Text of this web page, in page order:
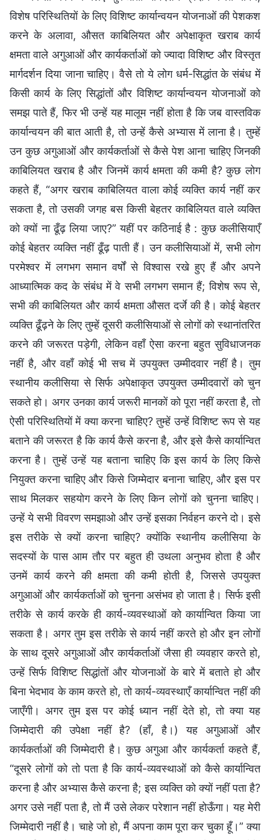
विशेष परिस्थितियों के लिए विशिष्ट कार्यान्वयन योजनाओं की पेशकश
करने के अलावा, औसत काबिलियत और अपेक्षाकृत खराब कार्य
क्षमता वाले अगुआओं और कार्यकर्ताओं को ज्यादा विशिष्ट और विस्तृत
मार्गदर्शन दिया जाना चाहिए। वैसे तो ये लोग धर्म-सिद्धांत के संबंध में
किसी कार्य के लिए सिद्धांतों और विशिष्ट कार्यान्वयन योजनाओं को
समझ पाते हैं, फिर भी उन्हें यह मालूम नहीं होता है कि जब वास्तविक
कार्यान्वयन की बात आती है, तो उन्हें कैसे अभ्यास में लाना है। तुम्हें
उन कुछ अगुआओं और कार्यकर्ताओं से कैसे पेश आना चाहिए जिनकी
काबिलियत खराब है और जिनमें कार्य क्षमता की कमी है? कुछ लोग
कहते हैं, “अगर खराब काबिलियत वाला कोई व्यक्ति कार्य नहीं कर
सकता है, तो उसकी जगह बस किसी बेहतर काबिलियत वाले व्यक्ति
को क्यों ना ढूँढ़ लिया जाए?” यहीं पर कठिनाई है : कुछ कलीसियाएँ
कोई बेहतर व्यक्ति नहीं ढूँढ़ पाती हैं। उन कलीसियाओं में, सभी लोग
परमेश्वर में लगभग समान वर्षों से विश्वास रखे हुए हैं और अपने
आध्यात्मिक कद के संबंध में वे सभी लगभग समान हैं; विशेष रूप से,
सभी की काबिलियत और कार्य क्षमता औसत दर्जे की है। कोई बेहतर
व्यक्ति ढूँढ़ने के लिए तुम्हें दूसरी कलीसियाओं से लोगों को स्थानांतरित
करने की जरूरत पड़ेगी, लेकिन वहाँ ऐसा करना बहुत सुविधाजनक
नहीं है, और वहाँ कोई भी सच में उपयुक्त उम्मीदवार नहीं है। तुम
स्थानीय कलीसिया से सिर्फ अपेक्षाकृत उपयुक्त उम्मीदवारों को चुन
सकते हो। अगर उनका कार्य जरूरी मानकों को पूरा नहीं करता है, तो
ऐसी परिस्थितियों में क्या करना चाहिए? तुम्हें उन्हें विशिष्ट रूप से यह
बताने की जरूरत है कि कार्य कैसे करना है, और इसे कैसे कार्यान्वित
करना है। तुम्हें उन्हें यह बताना चाहिए कि इस कार्य के लिए किसे
नियुक्त करना चाहिए और किसे जिम्मेदार बनाना चाहिए, और इस पर
साथ मिलकर सहयोग करने के लिए किन लोगों को चुनना चाहिए।
उन्हें ये सभी विवरण समझाओ और उन्हें इसका निर्वहन करने दो। इसे
इस तरीके से क्यों करना चाहिए? क्योंकि स्थानीय कलीसिया के
सदस्यों के पास आम तौर पर बहुत ही उथला अनुभव होता है और
उनमें कार्य करने की क्षमता की कमी होती है, जिससे उपयुक्त
अगुआओं और कार्यकर्ताओं को चुनना असंभव हो जाता है। सिर्फ इसी
तरीके से कार्य करके ही कार्य-व्यवस्थाओं को कार्यान्वित किया जा
सकता है। अगर तुम इस तरीके से कार्य नहीं करते हो और इन लोगों
के साथ दूसरे अगुआओं और कार्यकर्ताओं जैसा ही व्यवहार करते हो,
उन्हें सिर्फ विशिष्ट सिद्धांतों और योजनाओं के बारे में बताते हो और
बिना भेदभाव के काम करते हो, तो कार्य-व्यवस्थाएँ कार्यान्वित नहीं की
जाएँगी। अगर तुम इस पर कोई ध्यान नहीं देते हो, तो क्या यह
जिम्मेदारी की उपेक्षा नहीं है? (हाँ, है।) यह अगुआओं और
कार्यकर्ताओं की जिम्मेदारी है। कुछ अगुआ और कार्यकर्ता कहते हैं,
“दूसरे लोगों को तो पता है कि कार्य-व्यवस्थाओं को कैसे कार्यान्वित
करना है और अभ्यास कैसे करना है; इस व्यक्ति को क्यों नहीं पता है?
अगर उसे नहीं पता है, तो मैं उसे लेकर परेशान नहीं होऊँगा। यह मेरी
जिम्मेदारी नहीं है। चाहे जो हो, मैं अपना काम पूरा कर चुका हूँ।” क्या